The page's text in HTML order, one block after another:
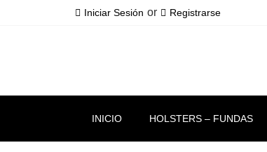
Iniciar Sesión or Registrarse
INICIO HOLSTERS – FUNDAS